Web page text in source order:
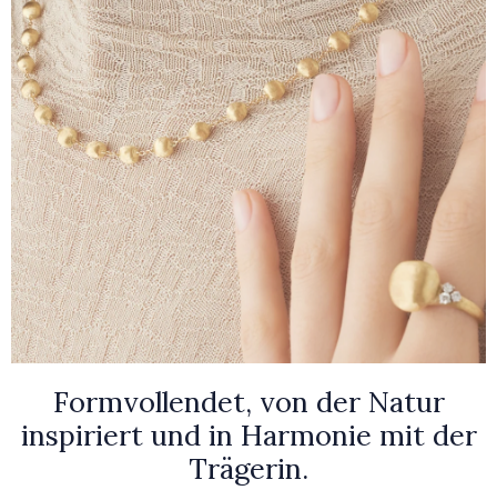
Formvollendet, von der Natur
inspiriert und in Harmonie mit der
Trägerin.